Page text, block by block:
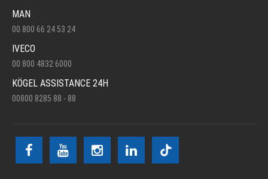
MAN
00 800 66 24 53 24
IVECO
00 800 4832 6000
KÖGEL ASSISTANCE 24H
00800 8285 88 - 88